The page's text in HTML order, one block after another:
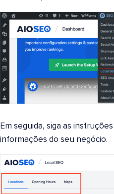
Em seguida, siga as
informações do seu negócio.